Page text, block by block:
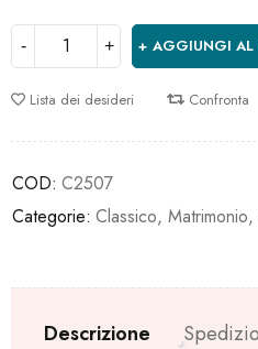
AGGIUNGI AL
Lista dei desideri Confronta
COD: C2507
Categorie: Classico, Matrimonio,
Descrizione